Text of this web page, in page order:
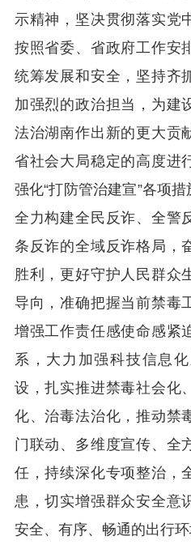
示精神，坚决贯彻落实党
按照省委、省政府工作安
统筹发展和安全，坚持齐
加强烈的政治担当，为建
法治湖南作出新的更大贡
省社会大局稳定的高度进
强化“打防管治建宣”各项
全力构建全民反诈、全警
条反诈的全域反诈格局，
胜利，更好守护人民群众
导向，准确把握当前禁毒
增强工作责任感使命感紧
系，大力加强科技信息
设，扎实推进禁毒社会化
化、治毒法治化，推动禁
门联动、多维度宣传、全
任，持续深化专项整治，
患，切实增强群众安全意
安全、有序、畅通的出行环